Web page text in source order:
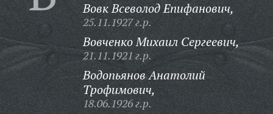
Вовк Всеволод Епифанович,
25.11.1927 г.р.
Вовченко Михаил Сергеевич,
21.11.1921 г.р.
Водопьянов Анатолий
Трофимович,
18.06.1926 г.р.